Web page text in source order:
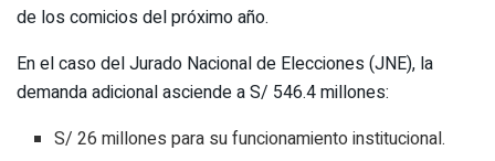
de los comicios del próximo año.
En el caso del Jurado Nacional de Elecciones (JNE), la
demanda adicional asciende a S/ 546.4 millones:
S/ 26 millones para su funcionamiento institucional.